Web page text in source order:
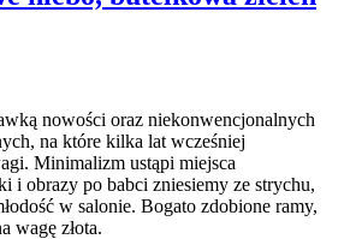
nowości oraz niekonwencjonalnych
na które kilka lat wcześniej
Minimalizm ustąpi miejsca
i obrazy po babci zniesiemy ze strychu,
w salonie. Bogato zdobione ramy,
wagę złota.